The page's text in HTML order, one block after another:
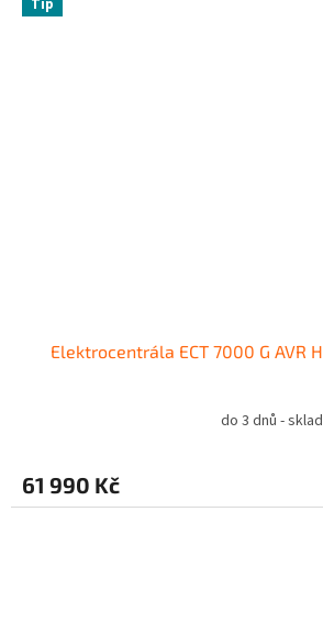
Elektrocentrála ECT 7000 G AVR
do 3 dnů -
61 990 Kč